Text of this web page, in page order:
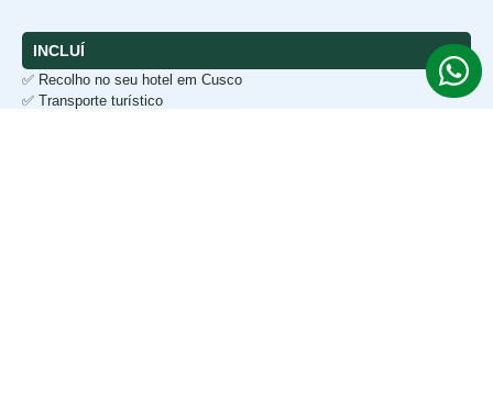
INCLUÍ
✅ Recolho no seu hotel em Cusco
✅ Transporte turístico